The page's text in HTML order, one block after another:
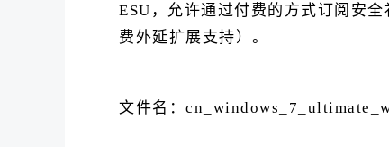
ESU，允许通过付费的方式订阅安
费外延扩展支持）。
文件名：